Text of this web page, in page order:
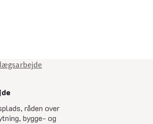
råden over
bygge- og
2025